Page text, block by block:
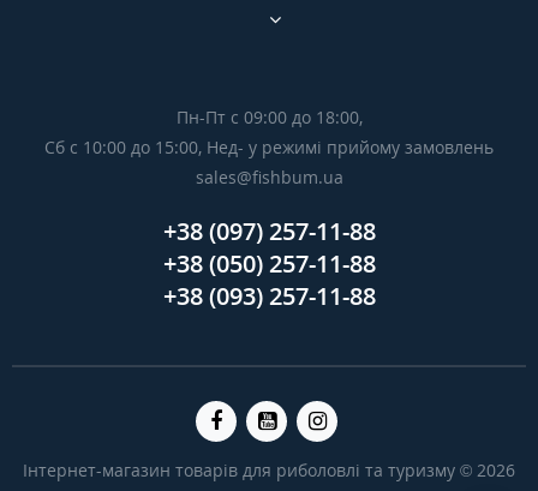
Пн-Пт с 09:00 до 18:00,
Сб с 10:00 до 15:00, Нед- у режимі прийому замовлень
sales@fishbum.ua
+38 (097) 257-11-88
+38 (050) 257-11-88
+38 (093) 257-11-88
Інтернет-магазин товарів для риболовлі та туризму © 2026